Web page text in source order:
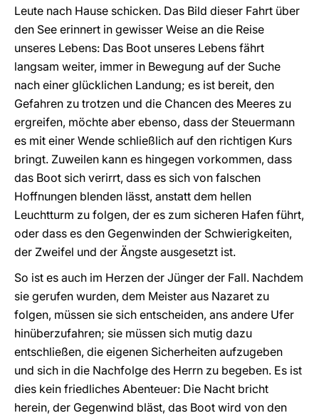
Leute nach Hause schicken. Das Bild dieser Fahrt über
den See erinnert in gewisser Weise an die Reise
unseres Lebens: Das Boot unseres Lebens fährt
langsam weiter, immer in Bewegung auf der Suche
nach einer glücklichen Landung; es ist bereit, den
Gefahren zu trotzen und die Chancen des Meeres zu
ergreifen, möchte aber ebenso, dass der Steuermann
es mit einer Wende schließlich auf den richtigen Kurs
bringt. Zuweilen kann es hingegen vorkommen, dass
das Boot sich verirrt, dass es sich von falschen
Hoffnungen blenden lässt, anstatt dem hellen
Leuchtturm zu folgen, der es zum sicheren Hafen führt,
oder dass es den Gegenwinden der Schwierigkeiten,
der Zweifel und der Ängste ausgesetzt ist.
So ist es auch im Herzen der Jünger der Fall. Nachdem
sie gerufen wurden, dem Meister aus Nazaret zu
folgen, müssen sie sich entscheiden, ans andere Ufer
hinüberzufahren; sie müssen sich mutig dazu
entschließen, die eigenen Sicherheiten aufzugeben
und sich in die Nachfolge des Herrn zu begeben. Es ist
dies kein friedliches Abenteuer: Die Nacht bricht
herein, der Gegenwind bläst, das Boot wird von den